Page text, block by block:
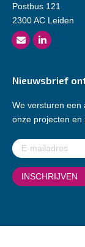
Postbus 121
2300 AC Leiden
Nieuwsbrief
We versturen een
onze projecten en
E-
mailadres(Vereist)